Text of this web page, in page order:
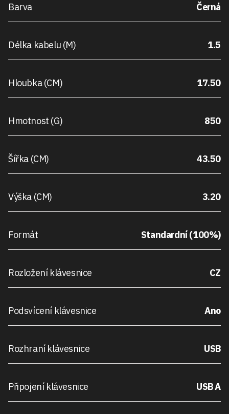
Barva Černá
Délka kabelu (M) 1.5
Hloubka (CM) 17.50
Hmotnost (G) 850
Šířka (CM) 43.50
Výška (CM) 3.20
Formát Standardní (100%)
Rozložení klávesnice CZ
Podsvícení klávesnice Ano
Rozhraní klávesnice USB
Připojení klávesnice USB A